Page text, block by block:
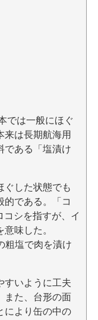
では一般にほぐ
来は長期航海用
である「塩漬け
ぐした状態でも
的である。「コ
シを指すが、イ
味した。
粗塩で肉を漬け
すいように工夫
また、台形の面
により缶の中の